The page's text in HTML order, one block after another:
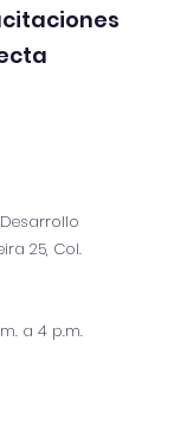
25, Col.
a 4 p.m.